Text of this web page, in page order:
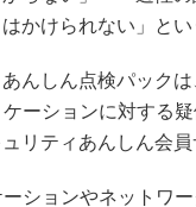
かけられない」と
んしん点検パック
ーションに対する
リティあんしん会員
ションやネットワ